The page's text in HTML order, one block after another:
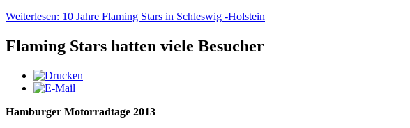
Weiterlesen: 10 Jahre Flaming Stars in Schleswig -Holstein
Flaming Stars hatten viele Besucher
Hamburger Motorradtage 2013